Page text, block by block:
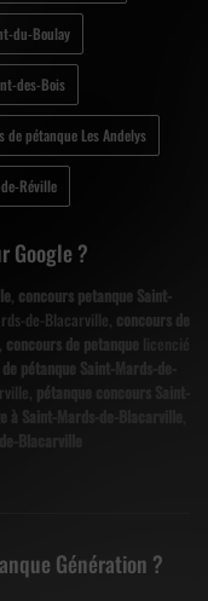
du-Boulay
des-Bois
de pétanque Les Andelys
Réville
Google ?
, concours petanque Saint-
de-Blacarville, concours de
concours de petanque licencié
pétanque Saint-Mards-de-
pétanque concours Saint-
Saint-Mards-de-Blacarville
Blacarville
Génération ?